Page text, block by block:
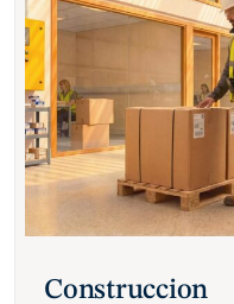
Construccion